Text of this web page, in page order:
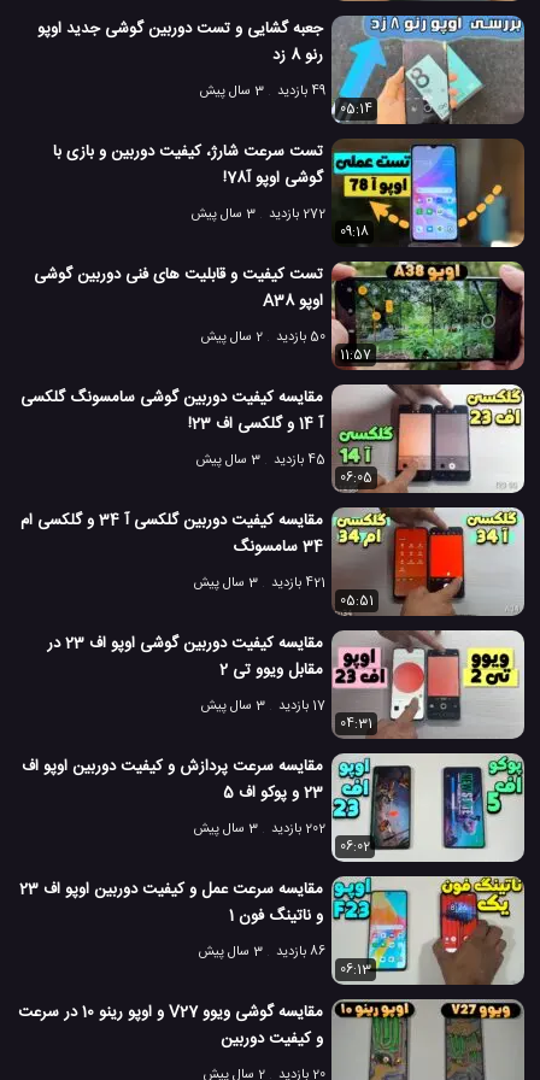
# مقایسه کیفیت دوربین گوشی # نوت 10 لایت سامسونگ
9.2 هزار بازدید
7 سال پیش تکنولوژی موبایل
جعبه گشایی و تست دوربین گوشی جدید اوپو
رنو 8 زد
49 بازدید
3 سال پیش
05:14
تست سرعت شارژ، کیفیت دوربین و بازی با
گوشی اوپو آ78!
272 بازدید
3 سال پیش
09:18
تست کیفیت و قابلیت های فنی دوربین گوشی
اوپو A38
50 بازدید
2 سال پیش
11:57
مقایسه کیفیت دوربین گوشی سامسونگ گلکسی
آ 14 و گلکسی اف 23!
45 بازدید
3 سال پیش
06:05
مقایسه کیفیت دوربین گلکسی آ 34 و گلکسی ام
34 سامسونگ
421 بازدید
3 سال پیش
05:51
مقایسه کیفیت دوربین گوشی اوپو اف 23 در
مقابل ویوو تی 2
17 بازدید
3 سال پیش
04:31
مقایسه سرعت پردازش و کیفیت دوربین اوپو اف
23 و پوکو اف 5
202 بازدید
3 سال پیش
06:02
مقایسه سرعت عمل و کیفیت دوربین اوپو اف 23
و ناتینگ فون 1
86 بازدید
3 سال پیش
06:13
مقایسه گوشی ویوو V27 و اوپو رینو 10 در سرعت
و کیفیت دوربین
20 بازدید 2 سال پیش